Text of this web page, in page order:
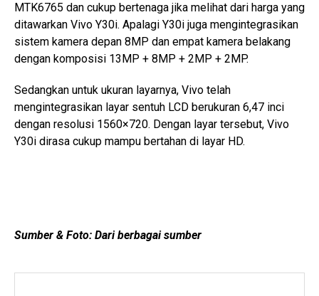
MTK6765 dan cukup bertenaga jika melihat dari harga yang
ditawarkan Vivo Y30i. Apalagi Y30i juga mengintegrasikan
sistem kamera depan 8MP dan empat kamera belakang
dengan komposisi 13MP + 8MP + 2MP + 2MP.
Sedangkan untuk ukuran layarnya, Vivo telah
mengintegrasikan layar sentuh LCD berukuran 6,47 inci
dengan resolusi 1560×720. Dengan layar tersebut, Vivo
Y30i dirasa cukup mampu bertahan di layar HD.
Sumber & Foto: Dari berbagai sumber